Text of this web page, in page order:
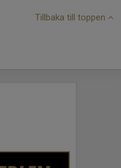
Tillbaka till toppen